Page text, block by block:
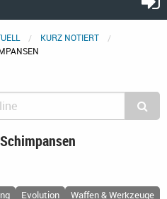
KURZ NOTIERT
Evolution Waffen & Werkzeuge